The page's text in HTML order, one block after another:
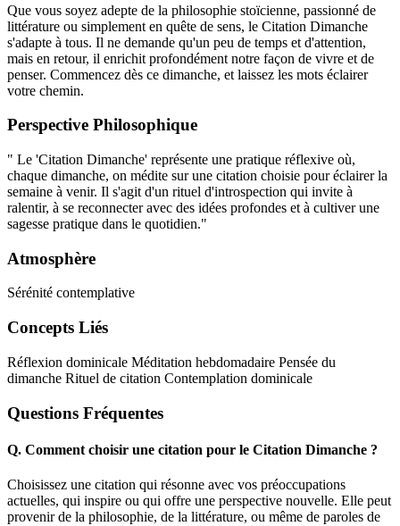
Que vous soyez adepte de la philosophie stoïcienne, passionné de
littérature ou simplement en quête de sens, le Citation Dimanche
s'adapte à tous. Il ne demande qu'un peu de temps et d'attention,
mais en retour, il enrichit profondément notre façon de vivre et de
penser. Commencez dès ce dimanche, et laissez les mots éclairer
votre chemin.
Perspective Philosophique
" Le 'Citation Dimanche' représente une pratique réflexive où,
chaque dimanche, on médite sur une citation choisie pour éclairer la
semaine à venir. Il s'agit d'un rituel d'introspection qui invite à
ralentir, à se reconnecter avec des idées profondes et à cultiver une
sagesse pratique dans le quotidien."
Atmosphère
Sérénité contemplative
Concepts Liés
Réflexion dominicale Méditation hebdomadaire Pensée du
dimanche Rituel de citation Contemplation dominicale
Questions Fréquentes
Q. Comment choisir une citation pour le Citation Dimanche ?
Choisissez une citation qui résonne avec vos préoccupations
actuelles, qui inspire ou qui offre une perspective nouvelle. Elle peut
provenir de la philosophie, de la littérature, ou même de paroles de